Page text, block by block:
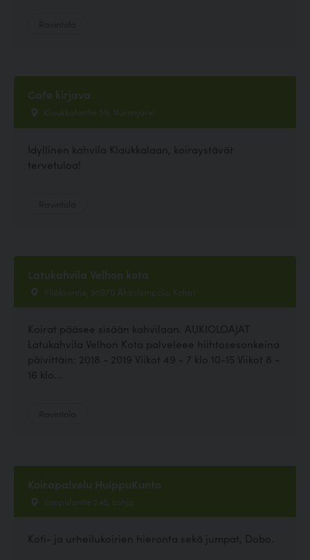
Cafe kirjava
Klaukkalantie 59, Nurmijärvi
Idyllinen kahvila Klaukkalaan, koiraystävät
tervetuloa!
Latukahvila Velhon kota
Ylläksentie, 95970 Äkäslompolo, Kolari
Koirat pääsee sisään kahvilaan. AUKIOLOAJAT
Latukahvila Velhon Kota palveleee hiihtosesonkeina
päivittäin: 2018 - 2019 Viikot 49 - 7 klo 10-15 Viikot 8 -
16 klo...
Koirapalvelu HuippuKunto
Vappulantie 246, Lohja
Koti- ja urheilukoirien hieronta sekä jumpat, Dobo.